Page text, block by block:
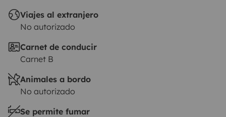
Viajes al extranjero
No autorizado
Carnet de conducir
Carnet B
Animales a bordo
No autorizado
Se permite fumar